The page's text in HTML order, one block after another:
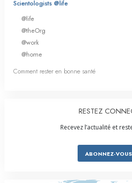
Scientologists @life
@life
@theOrg
@work
@home
Comment rester en bonne santé
RESTEZ
Recevez l’actualité et
ABONNEZ-VOUS